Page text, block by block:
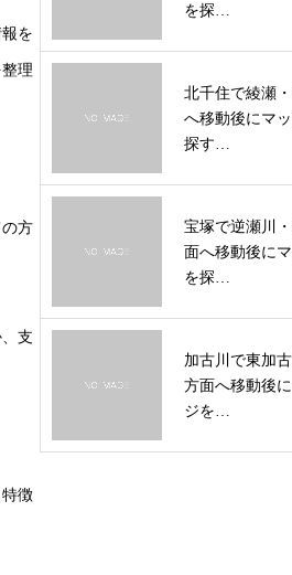
を
理
方
支
徴
を探…
北千住で綾瀬
へ移動後にマ
探す…
宝塚で逆瀬川
面へ移動後に
を探…
加古川で東加
方面へ移動後
ジを…